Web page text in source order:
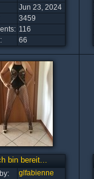
Jun 23, 2024
3459
116
66
bin bereit...
glfabienne